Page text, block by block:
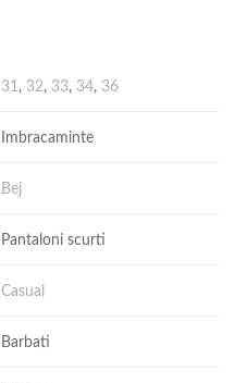
31 , 32, 33, 34, 36
Imbracaminte
Bej
Pantaloni scurti
Casual
Barbati